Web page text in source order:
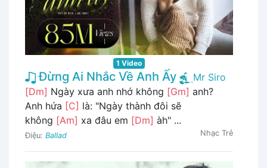
1 Video
Đừng Ai Nhắc Về Anh Ấy
Mr Siro
[Dm] Ngày xưa anh nhớ không [Gm] anh?
Anh hứa [C] là: "Ngày thành đôi sẽ
không [Am] xa đâu em [Dm] àh" ...
Điệu: Ballad Nhạc Trẻ